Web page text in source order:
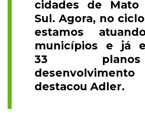
cidades de Mato
Sul. Agora, no
estamos
municípios e já
33
desenvolvimento
destacou Adler.